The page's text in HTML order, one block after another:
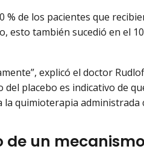
% de los pacientes que
también sucedió en el
explicó el doctor
placebo es indicativo de
quimioterapia administrada
un